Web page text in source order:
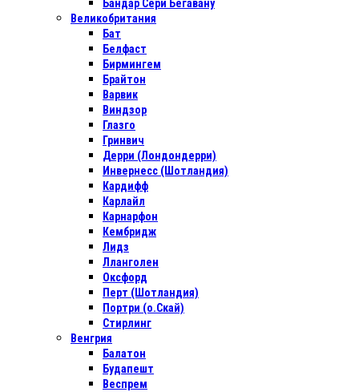
Бандар Сери Бегавану
Великобритания
Бат
Белфаст
Бирмингем
Брайтон
Варвик
Виндзор
Глазго
Гринвич
Дерри (Лондондерри)
Инвернесс (Шотландия)
Кардифф
Карлайл
Карнарфон
Кембридж
Лидз
Лланголен
Оксфорд
Перт (Шотландия)
Портри (о.Скай)
Стирлинг
Венгрия
Балатон
Будапешт
Веспрем